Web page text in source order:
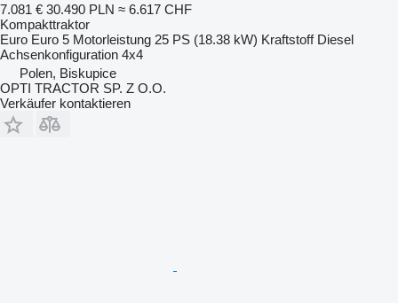
7.081 € 30.490 PLN ≈ 6.617 CHF
Kompakttraktor
Euro Euro 5 Motorleistung 25 PS (18.38 kW) Kraftstoff Diesel
Achsenkonfiguration 4x4
Polen, Biskupice
OPTI TRACTOR SP. Z O.O.
Verkäufer kontaktieren